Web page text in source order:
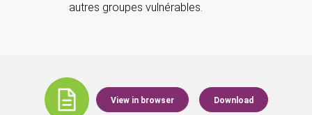
autres groupes vulnérables.
View in browser Download